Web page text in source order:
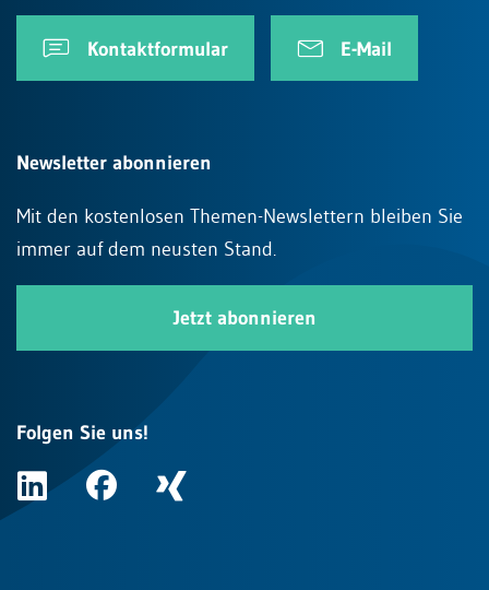
Kontaktformular E-Mail
Newsletter abonnieren
Mit den kostenlosen Themen-Newslettern bleiben Sie
immer auf dem neusten Stand.
Jetzt abonnieren
Folgen Sie uns!